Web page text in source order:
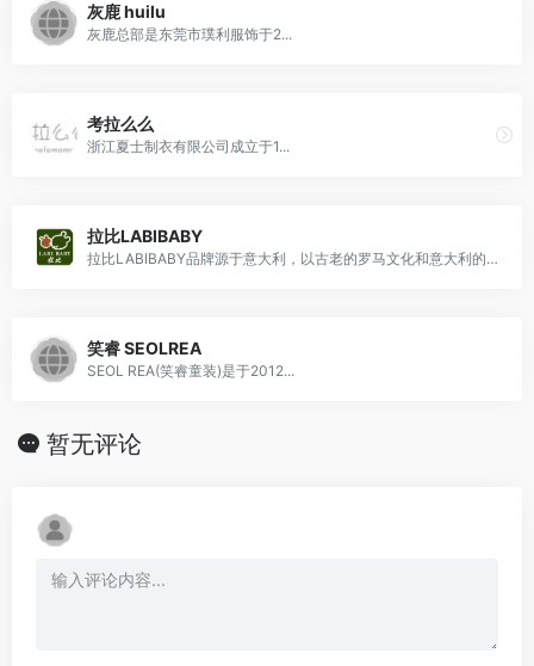
灰鹿 huilu
灰鹿总部是东莞市璞利服饰于2...
考拉么么
浙江夏士制衣有限公司成立于1...
拉比LABIBABY
拉比LABIBABY品牌源于意大利，以古老的罗马文化和意大利的浪漫情怀为文化底蕴，着力营造真实自然、人文艺术的生活方式。以意大利的建筑艺术、雕塑艺术以及人文艺术的生活方式。更加强调以文化推动品牌的战略为市场服务目标。
笑睿 SEOLREA
SEOL REA(笑睿童装)是于2012...
暂无评论